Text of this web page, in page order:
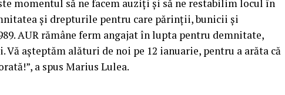
momentul să ne facem auziţi şi să ne restabilim locul în
şi drepturile pentru care părinţii, bunicii şi
AUR rămâne ferm angajat în lupta pentru demnitate,
Vă aşteptăm alături de noi pe 12 ianuarie, pentru a arăta că
a spus Marius Lulea.